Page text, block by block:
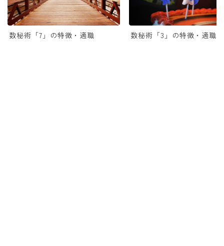
数秘術「7」の特徴・適職 数秘術「3」の特徴・適職